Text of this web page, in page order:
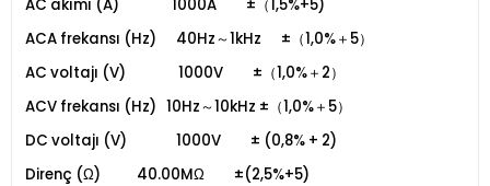
AC akımı (A) 1000A
±（1,5%+5)
ACA frekansı (Hz)
40Hz～1kHz ±（1,0%＋5）
AC voltajı (V)
1000V
±（1,0%＋2）
ACV frekansı (Hz) 10Hz～10kHz ±（1,0%＋5）
DC voltajı (V)
1000V
± (0,8% + 2)
Direnç (Ω)
40.00MΩ
±(2,5%+5)